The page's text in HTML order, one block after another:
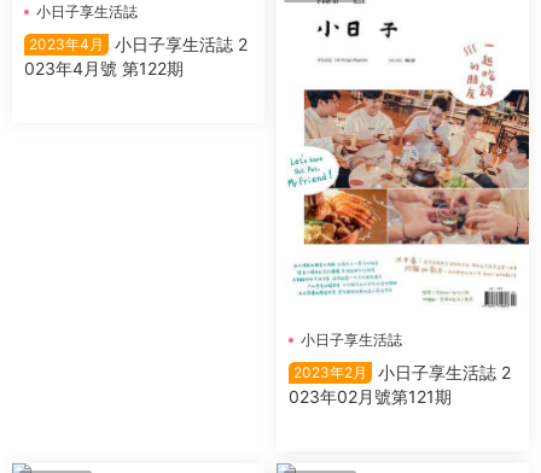
小日子享生活誌
2023年4月
小日子享生活誌 2
023年4月號 第122期
小日子享生活誌
2023年2月
小日子享生活誌 2
023年02月號第121期